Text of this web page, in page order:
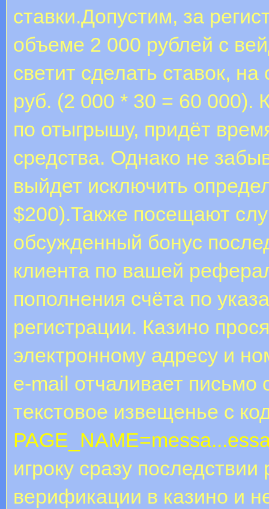
ставки.Допустим, за
объеме 2 000 рублей с
светит сделать ставок,
руб. (2 000 * 30 = 60 000).
по отыгрышу, придёт
средства. Однако не
выйдет исключить
$200).Также посещают
обсужденный бонус
клиента по вашей
пополнения счёта по
регистрации. Казино
электронному адресу и
e-mail отчаливает
текстовое извещенье с
игроку сразу
верификации в казино и